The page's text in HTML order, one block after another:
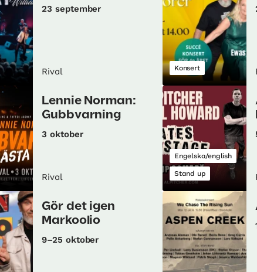
23 september
Rival Konsert
Lennie Norman:
Gubbvarning
3 oktober
Rival
Engelska/english
Stand up
Gör det igen
Markoolio
9–25 oktober